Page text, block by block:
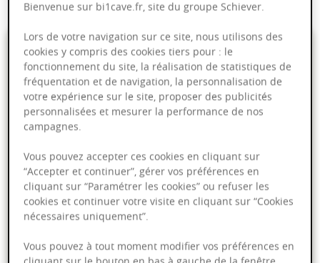
79,00 €
75cl- soit105,33 €/ L
PRODUIT INDISPONIBLE
Livraison offerte dans nos points de vente
Paiement sécurisé
Bienvenue sur bi1cave.fr, site du groupe Schiever.
Lors de votre navigation sur ce site, nous utilisons des
cookies y compris des cookies tiers pour : le
fonctionnement du site, la réalisation de statistiques de
fréquentation et de navigation, la personnalisation de
votre expérience sur le site, proposer des publicités
personnalisées et mesurer la performance de nos
campagnes.
Vous pouvez accepter ces cookies en cliquant sur
“Accepter et continuer”, gérer vos préférences en
cliquant sur “Paramétrer les cookies” ou refuser les
cookies et continuer votre visite en cliquant sur “Cookies
nécessaires uniquement”.
Vous pouvez à tout moment modifier vos préférences en